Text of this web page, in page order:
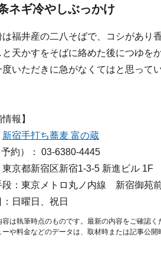
ネギ冷やしぶっかけ
は福井産の二八そばで、コシがあり
と天かすをそばに絡めた後につゆを
度いただきに急がなくてはと思ってい
情報】
新宿手打ち蕎麦 富の蔵
約）： 03-6380-4445
東京都新宿区新宿1-3-5 新進ビル 1F
段：東京メトロ丸ノ内線 新宿御苑
日曜日、祝日
は執筆時点のものです。最新の内容をご確認く
や料金などのデータは、取材時または記事公開